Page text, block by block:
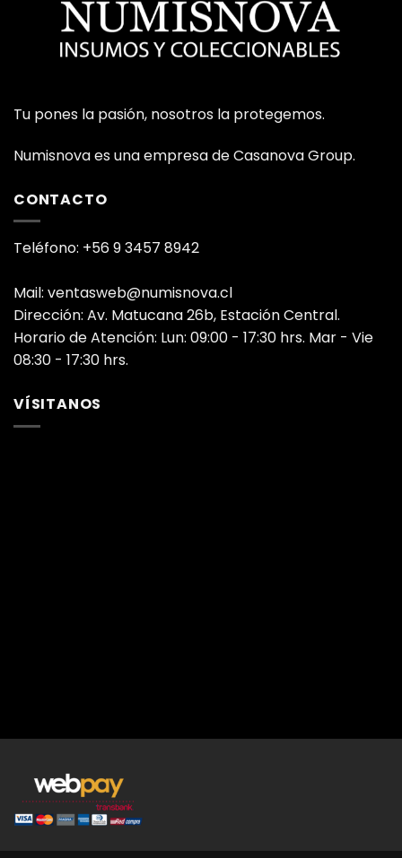
Tu pones la pasión, nosotros la protegemos.
Numisnova es una empresa de Casanova Group.
CONTACTO
Teléfono: +56 9 3457 8942
Mail: ventasweb@numisnova.cl
Dirección: Av. Matucana 26b, Estación Central.
Horario de Atención: Lun: 09:00 - 17:30 hrs. Mar - Vie
08:30 - 17:30 hrs.
VÍSITANOS